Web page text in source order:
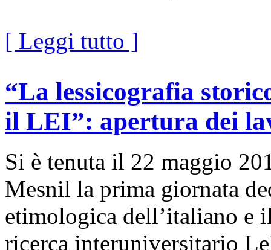
[ Leggi tutto ]
“La lessicografia
il LEI”: apertura dei
Si è tenuta il 22 maggio
Mesnil la prima giornata
etimologica dell’italiano e
ricerca interuniversitario